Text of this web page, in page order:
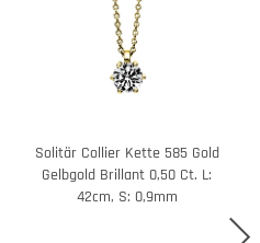
Solitär Collier Kette 585 Gold
Gelbgold Brillant 0,50 Ct. L:
42cm, S: 0,9mm